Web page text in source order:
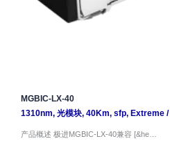
MGBIC-LX-40
1310nm, 光模块, 40Km, sfp, Extreme/
产品概述 极进MGBIC-LX-40兼容 [&he…